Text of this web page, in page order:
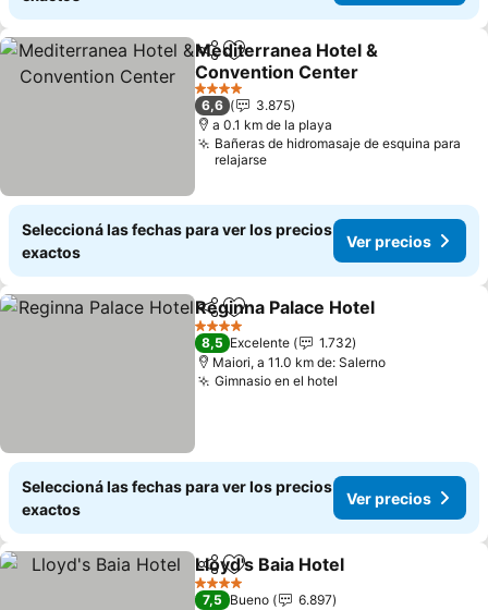
CompartirAñadir a favoritos
Mediterranea Hotel &
Convention Center
4 Estrellas
6,6
3.875
a 0.1 km de la playa
Bañeras de hidromasaje de esquina para
relajarse
Seleccioná las fechas para ver los precios
exactos
Ver precios
CompartirAñadir a favoritos
Reginna Palace Hotel
4 Estrellas
8,5 Excelente
1.732
Maiori, a 11.0 km de: Salerno
Gimnasio en el hotel
Seleccioná las fechas para ver los precios
exactos
Ver precios
CompartirAñadir a favoritos
Lloyd's Baia Hotel
4 Estrellas
7,5 Bueno
6.897